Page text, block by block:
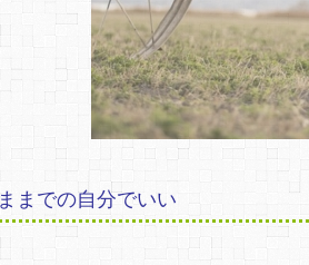
までの自分でいい